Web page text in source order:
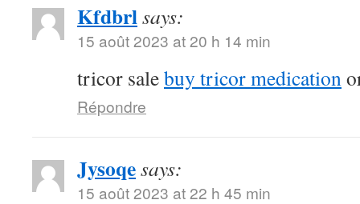
Kfdbrlsays:
15 août 2023 at 20 h 14 min
tricor salebuy tricor medication
Répondre
Jysoqesays:
15 août 2023 at 22 h 45 min